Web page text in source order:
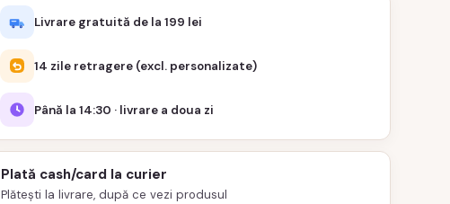
Livrare gratuită de la 199 lei
14 zile retragere (excl. personalizate)
Până la 14:30 · livrare a doua zi
Plată cash/card la curier
Plătești la livrare, după ce vezi produsul